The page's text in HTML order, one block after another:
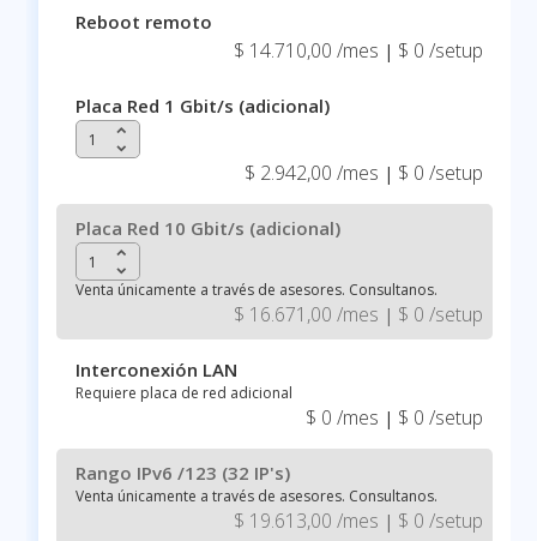
Reboot remoto
$ 14.710,00 /mes | $ 0 /setup
Placa Red 1 Gbit/s (adicional)
keyboard_arrow_up
keyboard_arrow_down
$ 2.942,00 /mes | $ 0 /setup
Placa Red 10 Gbit/s (adicional)
keyboard_arrow_up
keyboard_arrow_down
Venta únicamente a través de asesores. Consultanos.
$ 16.671,00 /mes | $ 0 /setup
Interconexión LAN
Requiere placa de red adicional
$ 0 /mes | $ 0 /setup
Rango IPv6 /123 (32 IP's)
Venta únicamente a través de asesores. Consultanos.
$ 19.613,00 /mes | $ 0 /setup